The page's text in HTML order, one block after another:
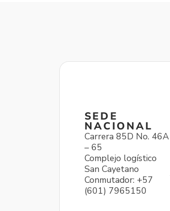
SEDE
NACIONAL
Carrera 85D No. 46A
– 65
Complejo logístico
San Cayetano
Conmutador: +57
(601) 7965150